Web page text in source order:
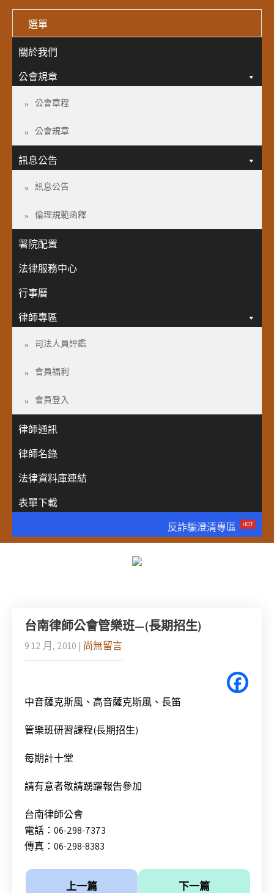
選單
關於我們
公會規章
公會章程
公會規章
訊息公告
訊息公告
倫理規範函釋
署院配置
法律服務中心
行事曆
律師專區
司法人員評鑑
會員福利
會員登入
律師通訊
律師名錄
法律資料庫連結
表單下載
反詐騙澄清專區
HOT
台南律師公會管樂班—(長期招生)
9 12 月, 2010 | 尚無留言
中音薩克斯風、高音薩克斯風、長笛
管樂班研習課程(長期招生)
每期計十堂
請有意者敬請踴躍報告參加
台南律師公會
電話：06-298-7373
傳真：06-298-8383
上一篇 下一篇